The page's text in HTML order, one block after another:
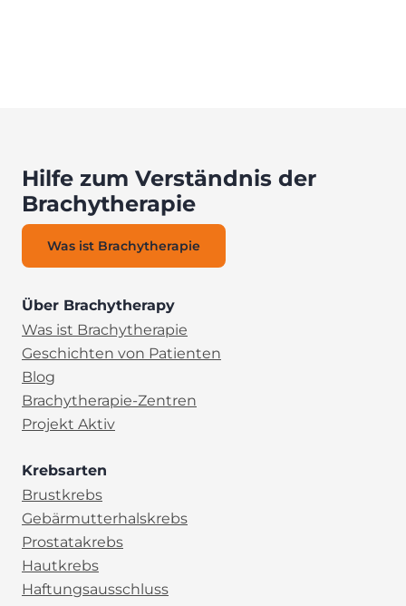
Hilfe zum Verständnis der
Brachytherapie
Was ist Brachytherapie
Über Brachytherapy
Was ist Brachytherapie
Geschichten von Patienten
Blog
Brachytherapie-Zentren
Projekt Aktiv
Krebsarten
Brustkrebs
Gebärmutterhalskrebs
Prostatakrebs
Hautkrebs
Haftungsausschluss